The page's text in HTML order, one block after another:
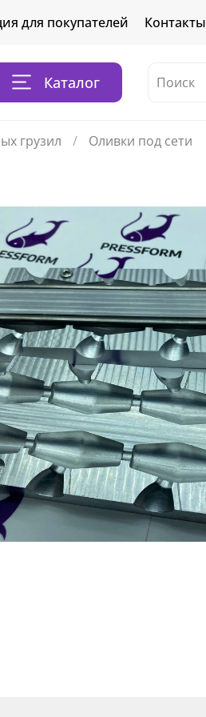
для покупателей Контакты
Каталог
грузил
Оливки под сети